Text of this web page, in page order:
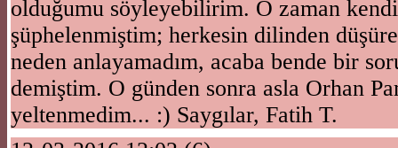
olduğumu söyleyebilirim. O zaman
şüphelenmiştim; herkesin dilinden
neden anlayamadım, acaba bende bir
demiştim. O günden sonra asla Orhan
yeltenmedim... :) Saygılar, Fatih T.